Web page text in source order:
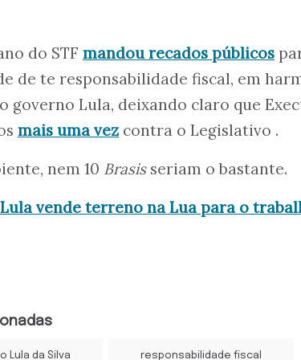
do STF mandou recados públicos
de te responsabilidade fiscal, em
governo Lula, deixando claro que
mais uma vez contra o Legislativo .
nem 10 Brasisseriam o bastante.
Lula vende terreno na Lua para o
Lula da Silva responsabilidade fiscal